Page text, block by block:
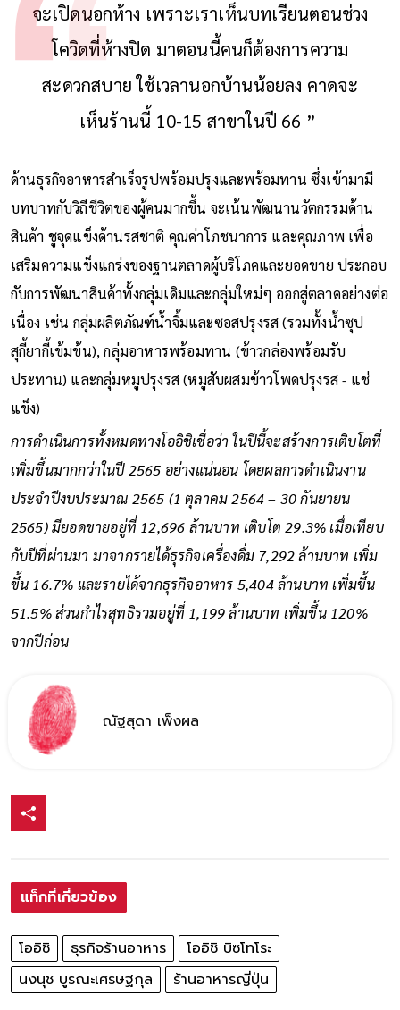
จะเปิดนอกห้าง เพราะเราเห็นบทเรียนตอนช่วง
โควิดที่ห้างปิด มาตอนนี้คนก็ต้องการความ
สะดวกสบาย ใช้เวลานอกบ้านน้อยลง คาดจะ
เห็นร้านนี้ 10-15 สาขาในปี 66 ”
ด้านธุรกิจอาหารสำเร็จรูปพร้อมปรุงและพร้อมทาน ซึ่งเข้ามามี
บทบาทกับวิถีชีวิตของผู้คนมากขึ้น จะเน้นพัฒนานวัตกรรมด้าน
สินค้า ชูจุดแข็งด้านรสชาติ คุณค่าโภชนาการ และคุณภาพ เพื่อ
เสริมความแข็งแกร่งของฐานตลาดผู้บริโภคและยอดขาย ประกอบ
กับการพัฒนาสินค้าทั้งกลุ่มเดิมและกลุ่มใหม่ๆ ออกสู่ตลาดอย่างต่อ
เนื่อง เช่น กลุ่มผลิตภัณฑ์น้ำจิ้มและซอสปรุงรส (รวมทั้งน้ำซุป
สุกี้ยากี้เข้มข้น), กลุ่มอาหารพร้อมทาน (ข้าวกล่องพร้อมรับ
ประทาน) และกลุ่มหมูปรุงรส (หมูสับผสมข้าวโพดปรุงรส - แช่
แข็ง)
การดำเนินการทั้งหมดทางโออิชิเชื่อว่า ในปีนี้จะสร้างการเติบโตที่
เพิ่มขึ้นมากกว่าในปี 2565 อย่างแน่นอน โดยผลการดำเนินงาน
ประจำปีงบประมาณ 2565 (1 ตุลาคม 2564 – 30 กันยายน
2565) มียอดขายอยู่ที่ 12,696 ล้านบาท เติบโต 29.3% เมื่อเทียบ
กับปีที่ผ่านมา มาจากรายได้ธุรกิจเครื่องดื่ม 7,292 ล้านบาท เพิ่ม
ขึ้น 16.7% และรายได้จากธุรกิจอาหาร 5,404 ล้านบาท เพิ่มขึ้น
51.5% ส่วนกำไรสุทธิรวมอยู่ที่ 1,199 ล้านบาท เพิ่มขึ้น 120%
จากปีก่อน
ณัฐสุดา เพ็งผล
แท็กที่เกี่ยวข้อง
โออิชิ ธุรกิจร้านอาหาร
โออิชิ บิซโทโระ
นงนุช บูรณะเศรษฐกุล
ร้านอาหารญี่ปุ่น